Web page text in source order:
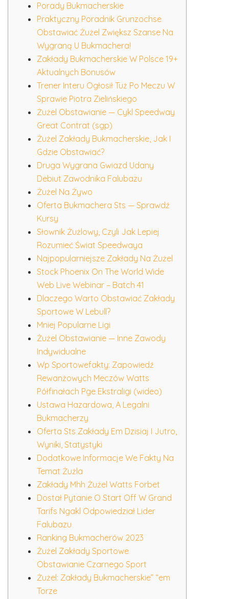
Porady Bukmacherskie
Praktyczny Poradnik Grunzochse
Obstawiać Żużel Zwiększ Szanse Na
Wygraną U Bukmachera!
Zakłady Bukmacherskie W Polsce 19+
Aktualnych Bonusów
Trener Interu Ogłosił Tuż Po Meczu W
Sprawie Piotra Zielińskiego
Żużel Obstawianie — Cykl Speedway
Great Contrat (sgp)
Żużel Zakłady Bukmacherskie, Jak I
Gdzie Obstawiać?
Druga Wygrana Gwiazd Udany
Debiut Zawodnika Falubazu
Żużel Na Żywo
Oferta Bukmachera Sts — Sprawdź
Kursy
Słownik Żużlowy, Czyli Jak Lepiej
Rozumieć Świat Speedwaya
Najpopularniejsze Zakłady Na Żużel
Stock Phoenix On The World Wide
Web Live Webinar – Batch 41
Dlaczego Warto Obstawiać Zakłady
Sportowe W Lebull?
Mniej Popularne Ligi
Żużel Obstawianie — Inne Zawody
Indywidualne
Wp Sportowefakty: Zapowiedź
Rewanżowych Meczów Watts
Półfinałach Pge Ekstraligi (wideo)
Ustawa Hazardowa, A Legalni
Bukmacherzy
Oferta Sts Zakłady Em Dzisiaj I Jutro,
Wyniki, Statystyki
Dodatkowe Informacje We Fakty Na
Temat Żużla
Zakłady Mhh Żużel Watts Forbet
Dostał Pytanie O Start Off W Grand
Tarifs Ngakl Odpowiedział Lider
Falubazu
Ranking Bukmacherów 2023
Żużel Zakłady Sportowe
Obstawianie Czarnego Sport
Żużel: Zakłady Bukmacherskie” “em
Torze